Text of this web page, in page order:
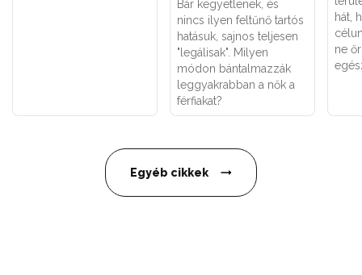
Bár kegyetlenek, és
nincs ilyen feltűnő tartós
hatásuk, sajnos teljesen
"legálisak". Milyen
módon bántalmazzák
leggyakrabban a nők a
férfiakat?
hát,
ne
Egyéb cikkek